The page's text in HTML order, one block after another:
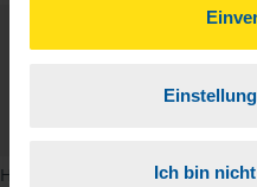
können Sie der
unserer➔
Ich bin
Checkliste
Hinweis: Übersetzungen in